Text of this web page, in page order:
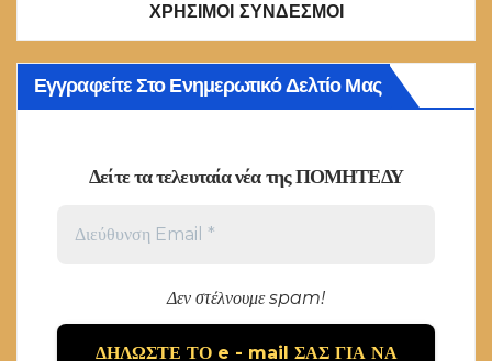
ΧΡΗΣΙΜΟΙ ΣΥΝΔΕΣΜΟΙ
Εγγραφείτε Στο Ενημερωτικό Δελτίο Μας
Δείτε τα τελευταία νέα της ΠΟΜΗΤΕΔΥ
Δεν στέλνουμε spam!